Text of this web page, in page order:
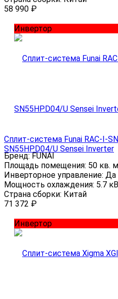
58 990 ₽
Инвертор
Сплит-система Funai RAC-I-
SN55HP.D04/U Sensei Inverter
Бренд:FUNAI
Площадь помещения: 50 кв.
Инверторное управление: Да
Мощность охлаждения: 5.7
Страна сборки: Китай
71 372 ₽
Инвертор